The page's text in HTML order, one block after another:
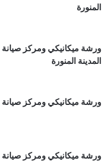
المنورة
ورشة ميكانيكي ومركز
المدينة المنورة
ورشة ميكانيكي ومركز صيانة
ورشة ميكانيكي ومركز صيانة